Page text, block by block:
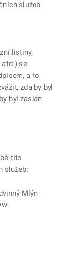
služeb.
listiny,
atd.) se
a to
zda by byl
byl zaslán
tito
služeb:
Mlýn